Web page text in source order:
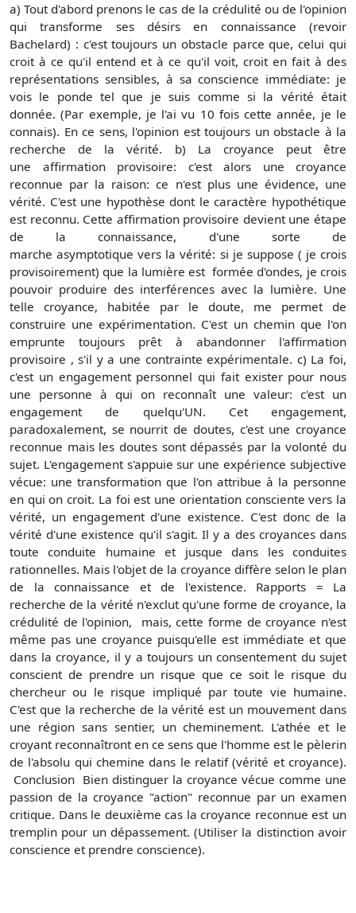
a) Tout d'abord prenons le cas de la crédulité ou de l'opinion
qui transforme ses désirs en connaissance (revoir
Bachelard) : c'est toujours un obstacle parce que, celui qui
croit à ce qu'il entend et à ce qu'il voit, croit en fait à des
représentations sensibles, à sa conscience immédiate: je
vois le ponde tel que je suis comme si la vérité était
donnée. (Par exemple, je l'ai vu 10 fois cette année, je le
connais). En ce sens, l'opinion est toujours un obstacle à la
recherche de la vérité. b) La croyance peut être
une affirmation provisoire: c'est alors une croyance
reconnue par la raison: ce n'est plus une évidence, une
vérité. C'est une hypothèse dont le caractère hypothétique
est reconnu. Cette affirmation provisoire devient une étape
de la connaissance, d'une sorte de
marche asymptotique vers la vérité: si je suppose ( je crois
provisoirement) que la lumière est formée d'ondes, je crois
pouvoir produire des interférences avec la lumière. Une
telle croyance, habitée par le doute, me permet de
construire une expérimentation. C'est un chemin que l'on
emprunte toujours prêt à abandonner l'affirmation
provisoire , s'il y a une contrainte expérimentale. c) La foi,
c'est un engagement personnel qui fait exister pour nous
une personne à qui on reconnaît une valeur: c'est un
engagement de quelqu'UN. Cet engagement,
paradoxalement, se nourrit de doutes, c'est une croyance
reconnue mais les doutes sont dépassés par la volonté du
sujet. L'engagement s'appuie sur une expérience subjective
vécue: une transformation que l'on attribue à la personne
en qui on croit. La foi est une orientation consciente vers la
vérité, un engagement d'une existence. C'est donc de la
vérité d'une existence qu'il s'agit. Il y a des croyances dans
toute conduite humaine et jusque dans les conduites
rationnelles. Mais l'objet de la croyance diffère selon le plan
de la connaissance et de l'existence. Rapports = La
recherche de la vérité n'exclut qu'une forme de croyance, la
crédulité de l'opinion, mais, cette forme de croyance n'est
même pas une croyance puisqu'elle est immédiate et que
dans la croyance, il y a toujours un consentement du sujet
conscient de prendre un risque que ce soit le risque du
chercheur ou le risque impliqué par toute vie humaine.
C'est que la recherche de la vérité est un mouvement dans
une région sans sentier, un cheminement. L'athée et le
croyant reconnaîtront en ce sens que l'homme est le pèlerin
de l'absolu qui chemine dans le relatif (vérité et croyance).
Conclusion Bien distinguer la croyance vécue comme une
passion de la croyance "action" reconnue par un examen
critique. Dans le deuxième cas la croyance reconnue est un
tremplin pour un dépassement. (Utiliser la distinction avoir
conscience et prendre conscience).